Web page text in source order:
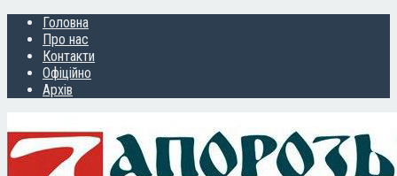
Головна
Про нас
Контакти
Офіційно
Архів